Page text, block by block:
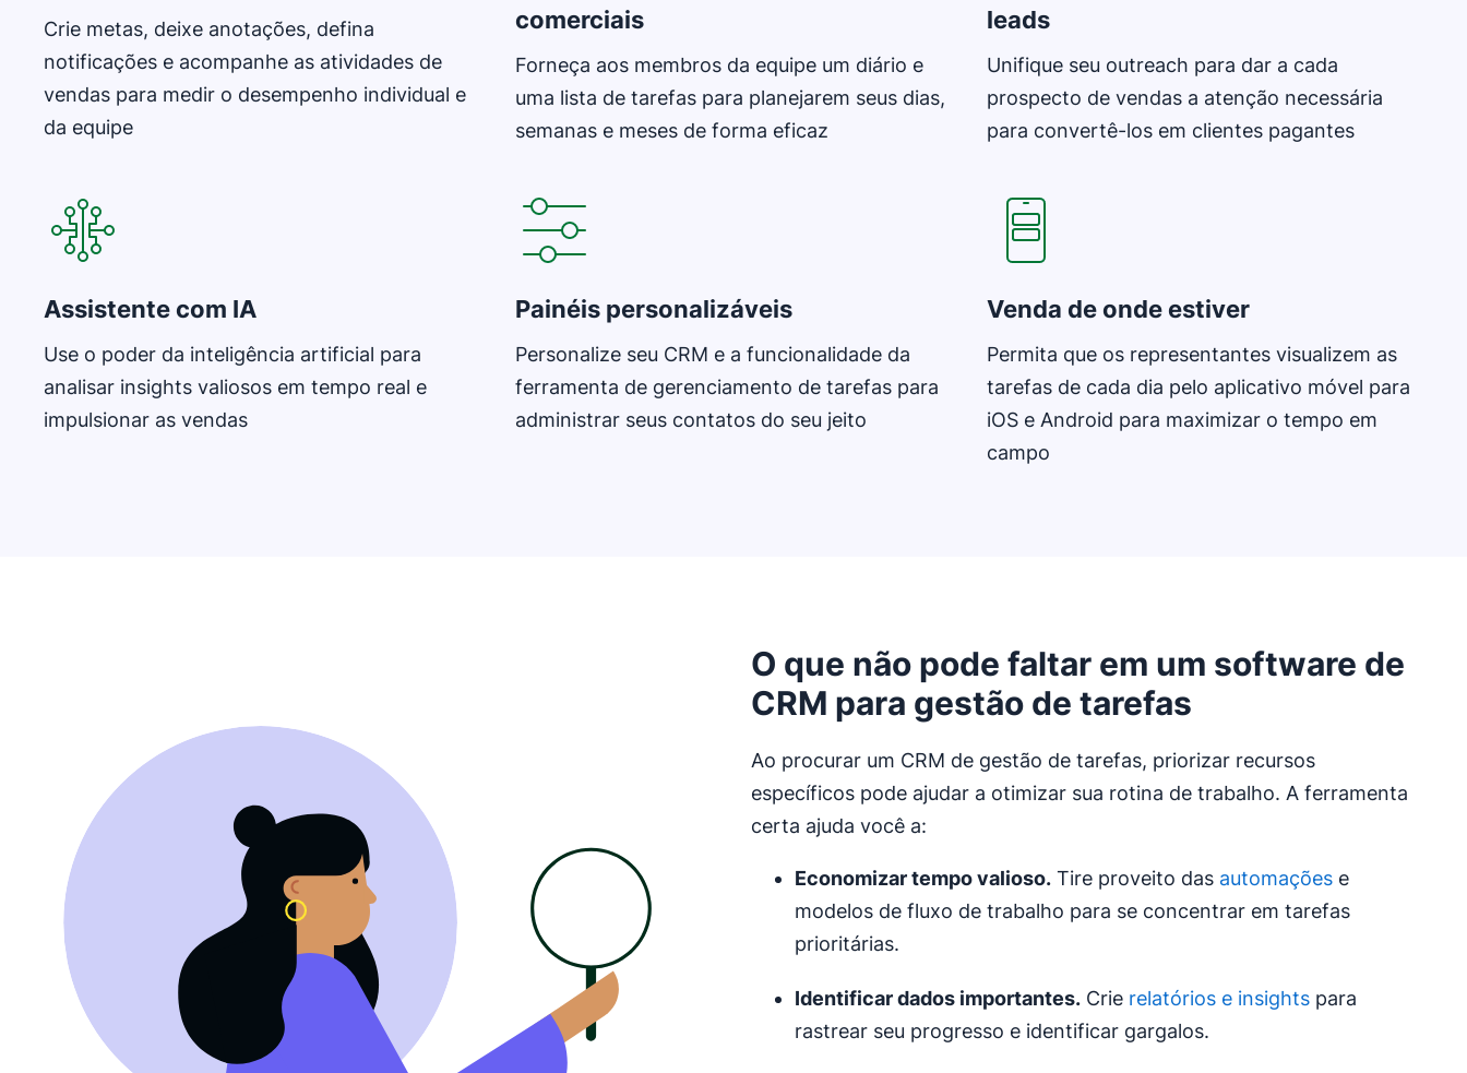
Crie metas, deixe anotações, defina
notificações e acompanhe as atividades de
vendas para medir o desempenho individual e
da equipe
comerciais
Forneça aos membros da equipe um diário e
uma lista de tarefas para planejarem seus dias,
semanas e meses de forma eficaz
leads
Unifique seu outreach para dar a cada
prospecto de vendas a atenção necessária
para convertê-los em clientes pagantes
Assistente com IA
Use o poder da inteligência artificial para
analisar insights valiosos em tempo real e
impulsionar as vendas
Painéis personalizáveis
Personalize seu CRM e a funcionalidade da
ferramenta de gerenciamento de tarefas para
administrar seus contatos do seu jeito
Venda de onde estiver
Permita que os representantes visualizem as
tarefas de cada dia pelo aplicativo móvel para
iOS e Android para maximizar o tempo em
campo
O que não pode faltar em um software de
CRM para gestão de tarefas
Ao procurar um CRM de gestão de tarefas, priorizar recursos
específicos pode ajudar a otimizar sua rotina de trabalho. A ferramenta
certa ajuda você a:
Economizar tempo valioso. Tire proveito das automações e
modelos de fluxo de trabalho para se concentrar em tarefas
prioritárias.
Identificar dados importantes. Crie relatórios e insights para
rastrear seu progresso e identificar gargalos.